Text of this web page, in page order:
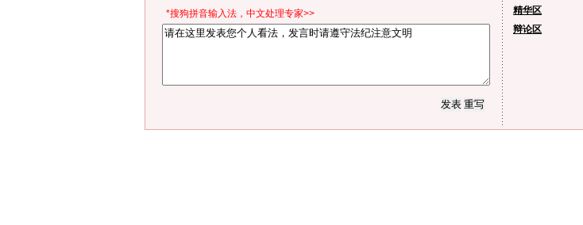
*搜狗拼音输入法，中文处理专家>>
精华区
辩论区